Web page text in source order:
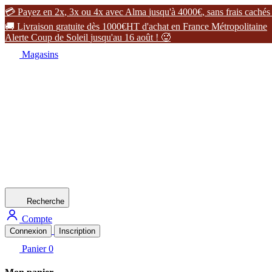
 Payez en 2x, 3x ou 4x avec Alma jusqu'à 4000€, sans frais cachés
 Livraison gratuite dès 1000€HT d'achat en France Métropolitaine
Alerte Coup de Soleil jusqu'au 16 août ! 
Magasins
Recherche
Compte
Connexion Inscription
Panier 0